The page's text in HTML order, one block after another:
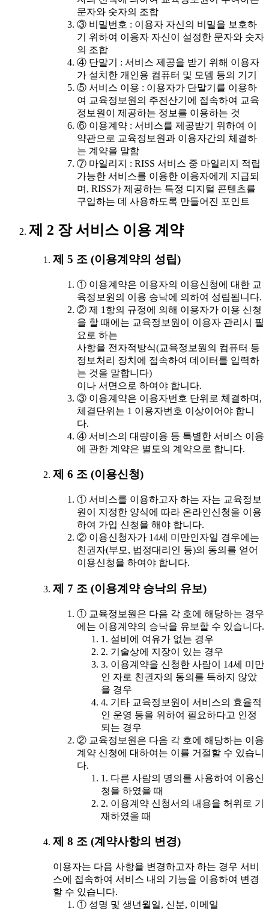
문자와 숫자의 조합
③ 비밀번호 : 이용자 자신의 비밀을 보호하
기 위하여 이용자 자신이 설정한 문자와 숫자
의 조합
④ 단말기 : 서비스 제공을 받기 위해 이용자
가 설치한 개인용 컴퓨터 및 모뎀 등의 기기
⑤ 서비스 이용 : 이용자가 단말기를 이용하
여 교육정보원의 주전산기에 접속하여 교육
정보원이 제공하는 정보를 이용하는 것
⑥ 이용계약 : 서비스를 제공받기 위하여 이
약관으로 교육정보원과 이용자간의 체결하
는 계약을 말함
⑦ 마일리지 : RISS 서비스 중 마일리지 적립
가능한 서비스를 이용한 이용자에게 지급되
며, RISS가 제공하는 특정 디지털 콘텐츠를
구입하는 데 사용하도록 만들어진 포인트
제 2 장 서비스 이용 계약
제 5 조 (이용계약의 성립)
① 이용계약은 이용자의 이용신청에 대한 교
육정보원의 이용 승낙에 의하여 성립됩니다.
② 제 1항의 규정에 의해 이용자가 이용 신청
을 할 때에는 교육정보원이 이용자 관리시 필
요로 하는
사항을 전자적방식(교육정보원의 컴퓨터 등
정보처리 장치에 접속하여 데이터를 입력하
는 것을 말합니다)
이나 서면으로 하여야 합니다.
③ 이용계약은 이용자번호 단위로 체결하며,
체결단위는 1 이용자번호 이상이어야 합니
다.
④ 서비스의 대량이용 등 특별한 서비스 이용
에 관한 계약은 별도의 계약으로 합니다.
제 6 조 (이용신청)
① 서비스를 이용하고자 하는 자는 교육정보
원이 지정한 양식에 따라 온라인신청을 이용
하여 가입 신청을 해야 합니다.
② 이용신청자가 14세 미만인자일 경우에는
친권자(부모, 법정대리인 등)의 동의를 얻어
이용신청을 하여야 합니다.
제 7 조 (이용계약 승낙의 유보)
① 교육정보원은 다음 각 호에 해당하는 경우
에는 이용계약의 승낙을 유보할 수 있습니다.
1. 설비에 여유가 없는 경우
2. 기술상에 지장이 있는 경우
3. 이용계약을 신청한 사람이 14세 미만
인 자로 친권자의 동의를 득하지 않았
을 경우
4. 기타 교육정보원이 서비스의 효율적
인 운영 등을 위하여 필요하다고 인정
되는 경우
② 교육정보원은 다음 각 호에 해당하는 이용
계약 신청에 대하여는 이를 거절할 수 있습니
다.
1. 다른 사람의 명의를 사용하여 이용신
청을 하였을 때
2. 이용계약 신청서의 내용을 허위로 기
재하였을 때
제 8 조 (계약사항의 변경)
이용자는 다음 사항을 변경하고자 하는 경우 서비
스에 접속하여 서비스 내의 기능을 이용하여 변경
할 수 있습니다.
① 성명 및 생년월일, 신분, 이메일